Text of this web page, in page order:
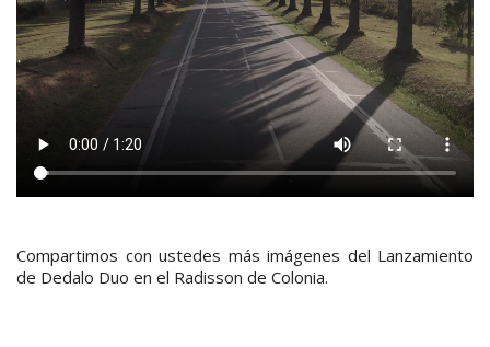
Compartimos con ustedes más imágenes del Lanzamiento
de Dedalo Duo en el Radisson de Colonia.